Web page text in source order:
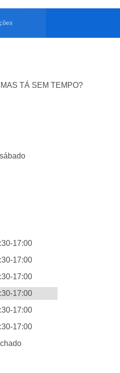
TÁ SEM TEMPO?
17:00
17:00
17:00
17:00
17:00
17:00